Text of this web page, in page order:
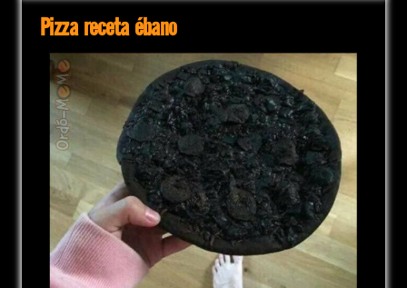
Pizza receta ébano